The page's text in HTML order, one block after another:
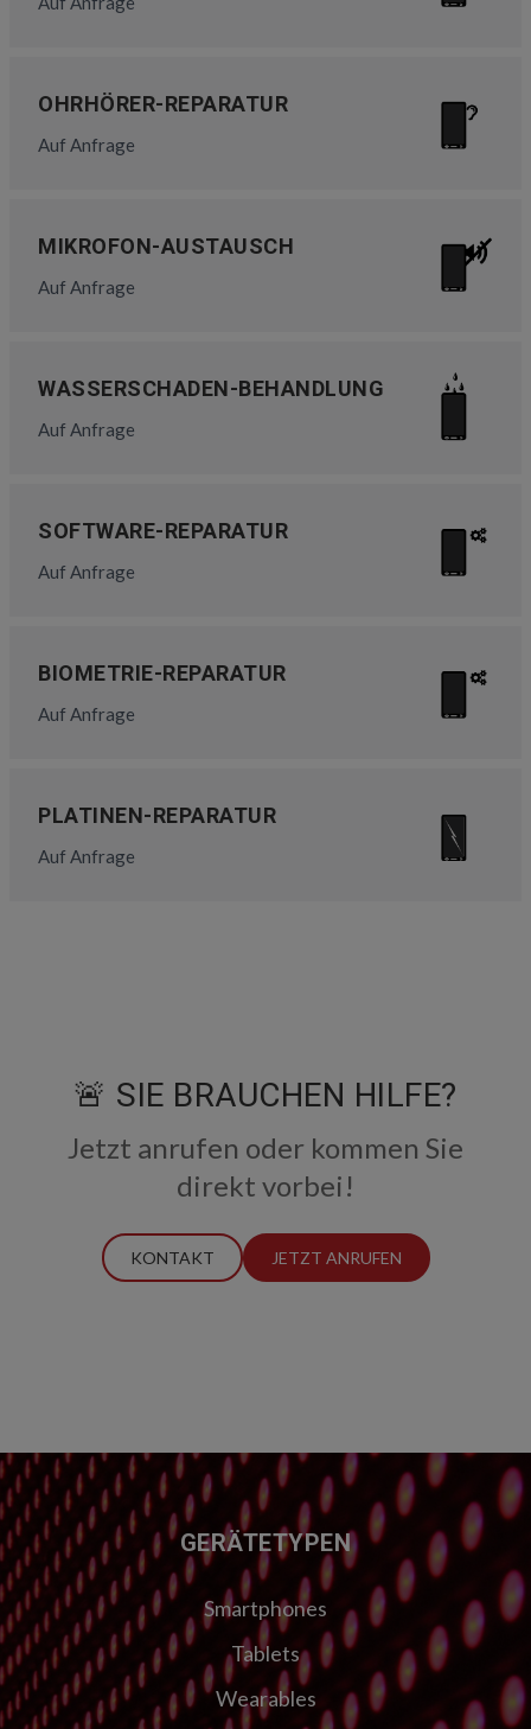
OHRHÖRER-REPARATUR
Auf Anfrage
MIKROFON-AUSTAUSCH
Auf Anfrage
WASSERSCHADEN-BEHANDLUNG
Auf Anfrage
SOFTWARE-REPARATUR
Auf Anfrage
BIOMETRIE-REPARATUR
Auf Anfrage
PLATINEN-REPARATUR
Auf Anfrage
🚨 SIE BRAUCHEN HILFE?
Jetzt anrufen oder kommen Sie
direkt vorbei!
KONTAKT JETZT ANRUFEN
FUSSZEILE GERÄTETYPEN
Smartphones
Tablets
Wearables